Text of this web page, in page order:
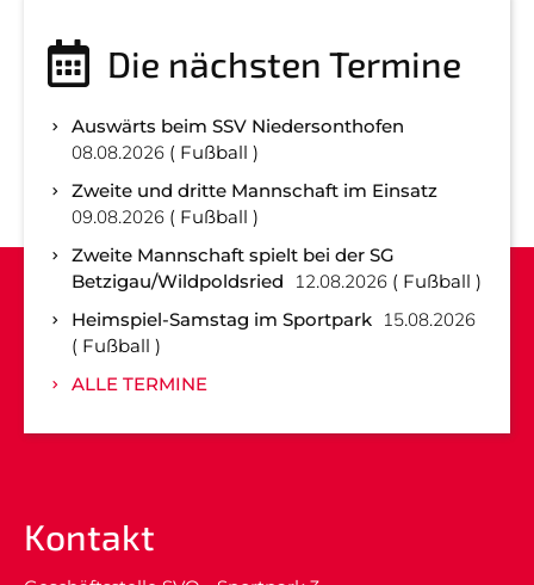
Die nächsten Termine
Auswärts beim SSV Niedersonthofen
08.08.2026
Fußball
Zweite und dritte Mannschaft im Einsatz
09.08.2026
Fußball
Zweite Mannschaft spielt bei der SG
Betzigau/Wildpoldsried
12.08.2026
Fußball
Heimspiel-Samstag im Sportpark 15.08.2026
Fußball
ALLE TERMINE
Kontakt